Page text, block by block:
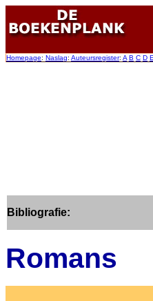
Homepage: Naslag: Auteursregister: A B C D E
Bibliografie:
Romans